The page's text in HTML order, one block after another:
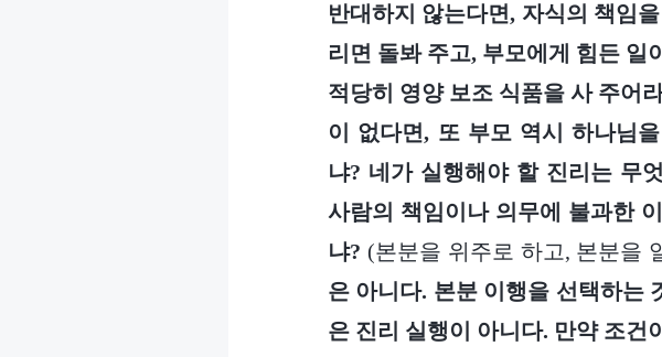
반대하지 않는다면, 자식의 책임
리면 돌봐 주고, 부모에게 힘든 일
적당히 영양 보조 식품을 사 주어
이 없다면, 또 부모 역시 하나님
냐? 네가 실행해야 할 진리는 무
사람의 책임이나 의무에 불과한
냐? (본분을 위주로 하고, 본분을
은 아니다. 본분 이행을 선택하는
은 진리 실행이 아니다. 만약 조건